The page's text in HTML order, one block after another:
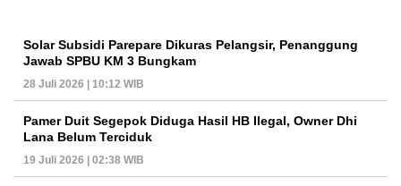
Solar Subsidi Parepare Dikuras Pelangsir, Penanggung
Jawab SPBU KM 3 Bungkam
28 Juli 2026 | 10:12 WIB
Pamer Duit Segepok Diduga Hasil HB Ilegal, Owner Dhi
Lana Belum Terciduk
19 Juli 2026 | 02:38 WIB